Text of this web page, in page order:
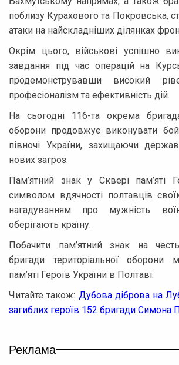
поблизу Курахового та Покровська,
атаки на найскладніших ділянках
Окрім цього, військові успішно
завдання під час операцій на
продемонструвавши високий
професіоналізм та ефективність дій.
На сьогодні 116-та окрема
оборони продовжує виконувати
півночі України, захищаючи
нових загроз.
Пам’ятний знак у Сквері пам’яті
символом вдячності полтавців
нагадуванням про мужність
оберігають країну.
Побачити пам’ятний знак на
бригади територіальної
пам’яті Героїв України в Полтаві.
Читайте також: Дубова діброва на
загиблих героїв 152 бригади Симона
Реклама